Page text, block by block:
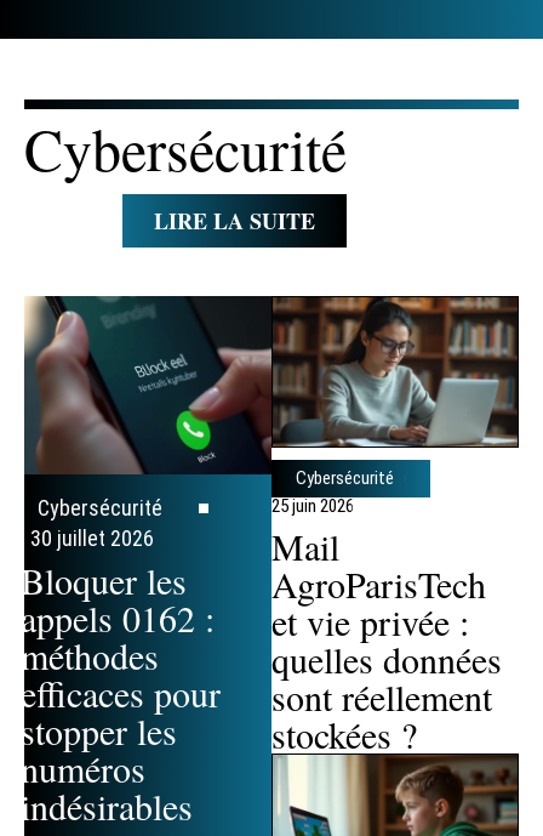
Cybersécurité
LIRE LA SUITE
Cybersécurité
30 juillet 2026
Bloquer les
appels 0162 :
méthodes
efficaces pour
stopper les
numéros
indésirables
Cybersécurité
25 juin 2026
Mail
AgroParisTech
et vie privée :
quelles données
sont réellement
stockées ?